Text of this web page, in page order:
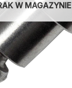
W MAGAZYNIE